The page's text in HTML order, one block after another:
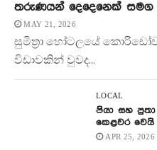
තරුණයන් දෙදෙනෙක්
MAY 21, 2026
සුමිත්‍රා හෝටලයේ
විඩාවකින් වුවද...
LOCAL
පියා සහ
කෙළවර වෙයි
APR 25, 2026